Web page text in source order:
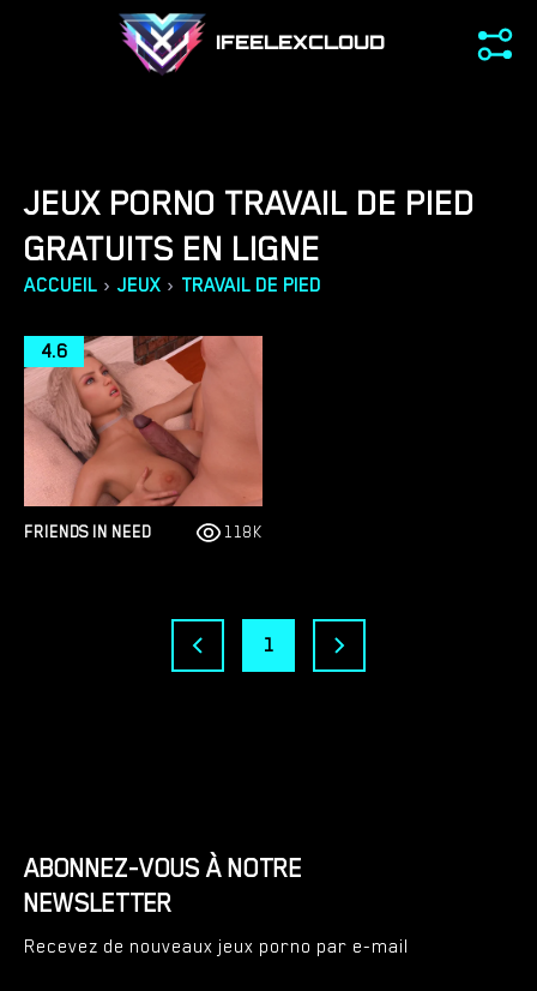
IFEELEXCLOUD
JEUX PORNO TRAVAIL DE PIED
GRATUITS EN LIGNE
ACCUEIL › JEUX › TRAVAIL DE PIED
FRIENDS IN NEED
4.6
118K
1
ABONNEZ-VOUS À NOTRE
NEWSLETTER
Recevez de nouveaux jeux porno par e-mail